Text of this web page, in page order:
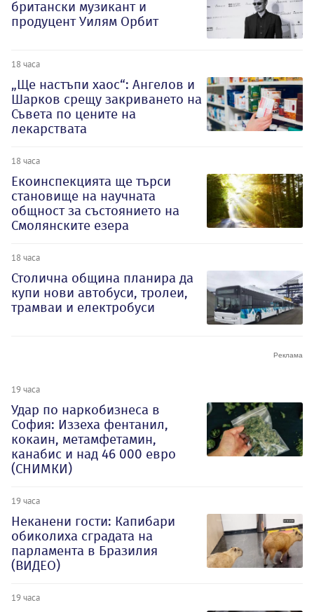
британски музикант и
продуцент Уилям Орбит
18 часа
„Ще настъпи хаос“: Ангелов и
Шарков срещу закриването на
Съвета по цените на
лекарствата
18 часа
Екоинспекцията ще търси
становище на научната
общност за състоянието на
Смолянските езера
18 часа
Столична община планира да
купи нови автобуси, тролеи,
трамваи и електробуси
19 часа
Удар по наркобизнеса в
София: Иззеха фентанил,
кокаин, метамфетамин,
канабис и над 46 000 евро
(СНИМКИ)
19 часа
Неканени гости: Капибари
обиколиха сградата на
парламента в Бразилия
(ВИДЕО)
19 часа